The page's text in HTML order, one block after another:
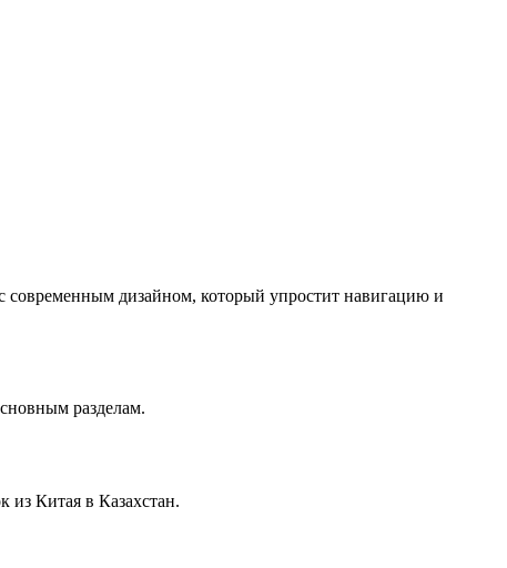
современным дизайном, который упростит навигацию и
разделам.
из Китая в Казахстан.